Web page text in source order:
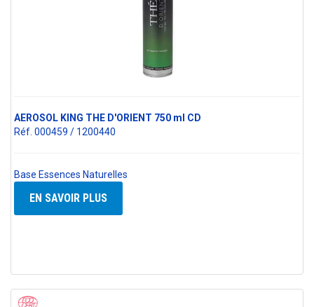
AEROSOL KING THE D'ORIENT 750 ml CD
Réf. 000459 / 1200440
Base Essences Naturelles
EN SAVOIR PLUS